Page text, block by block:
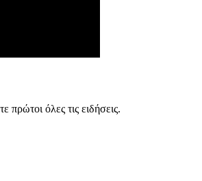
πρώτοι όλες τις ειδήσεις.